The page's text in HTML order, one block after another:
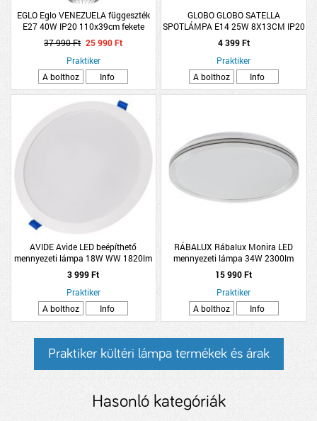
EGLO Eglo VENEZUELA függeszték
E27 40W IP20 110x39cm fekete
37 990 Ft 25 990 Ft
Praktiker
A bolthoz
Info
GLOBO GLOBO SATELLA
SPOTLÁMPA E14 25W 8X13CM IP20
MATT FEKETE, FÜSTSZÍNŰ
ÜVEGBÚRA
4 399 Ft
Praktiker
A bolthoz
Info
AVIDE Avide LED beépíthető
mennyezeti lámpa 18W WW 1820lm
3000K IP20 D:22cm H:2,7cm
műanyag
3 999 Ft
Praktiker
A bolthoz
Info
RÁBALUX Rábalux Monira LED
mennyezeti lámpa 34W 2300lm
3000-6500K D39cm fehér, fekete,
csillogó
15 990 Ft
Praktiker
A bolthoz
Info
Praktiker kültéri lámpa termékek és árak
Hasonló kategóriák